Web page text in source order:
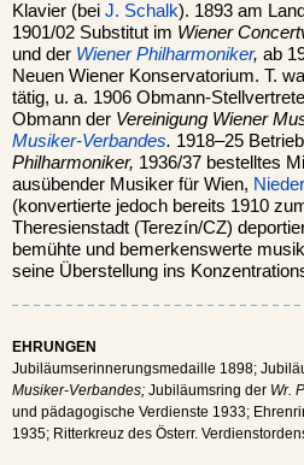
Klavier (bei J. Schalk). 1893 am
1901/02 Substitut im Wiener
und der Wiener Philharmoniker, ab
Neuen Wiener Konservatorium. T.
tätig, u. a. 1906 Obmann-
Obmann der Vereinigung Wiener
Musiker-Verbandes. 1918–25
Philharmoniker, 1936/37 bestelltes
ausübender Musiker für Wien,
(konvertierte jedoch bereits 1910
Theresienstadt (Terezín/CZ)
bemühte und bemerkenswerte
seine Überstellung ins
EHRUNGEN
Jubiläumserinnerungsmedaille 1898;
Musiker-Verbandes; Jubiläumsring der Wr.
und pädagogische Verdienste 1933;
1935; Ritterkreuz des Österr.